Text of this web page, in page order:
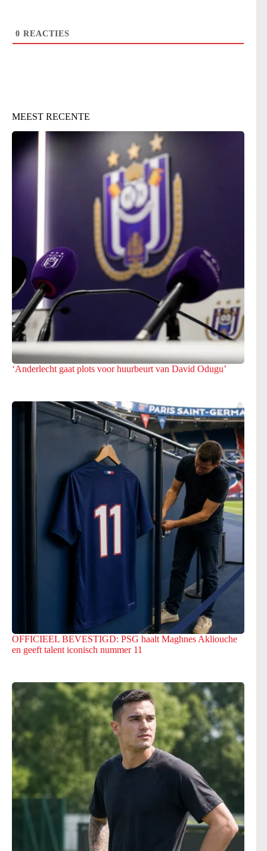
0 REACTIES
MEEST RECENTE
‘Anderlecht gaat plots voor huurbeurt van David Odugu’
OFFICIEEL BEVESTIGD: PSG haalt Maghnes Akliouche
en geeft talent iconisch nummer 11